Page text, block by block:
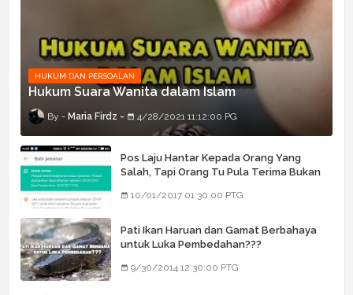
HUKUM DAN PERSOALAN
Hukum Suara Wanita dalam Islam
Maria Firdz 4/28/2021 11:12:00 PG
Pos Laju Hantar Kepada Orang Yang
Salah, Tapi Orang Tu Pula Terima Bukan
10/01/2017 01:30:00 PTG
Pati Ikan Haruan dan Gamat Berbahaya
untuk Luka Pembedahan???
9/30/2014 12:30:00 PTG